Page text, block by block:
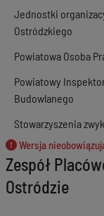
Jednostki
Ostródzkiego
Powiatowa Osoba
Powiatowy
Budowlanego
Stowarzyszenia
Wersja
Zespół
Ostródzie